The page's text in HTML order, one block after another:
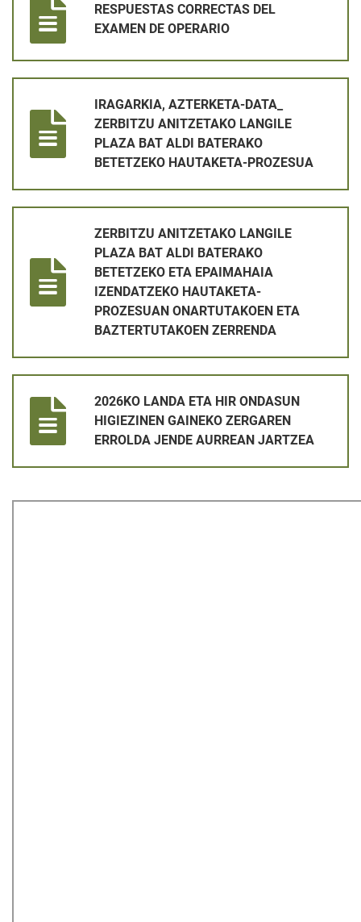
RESPUESTAS CORRECTAS DEL
EXAMEN DE OPERARIO
IRAGARKIA, AZTERKETA-DATA_
ZERBITZU ANITZETAKO LANGILE
PLAZA BAT ALDI BATERAKO
BETETZEKO HAUTAKETA-PROZESUA
ZERBITZU ANITZETAKO LANGILE
PLAZA BAT ALDI BATERAKO
BETETZEKO ETA EPAIMAHAIA
IZENDATZEKO HAUTAKETA-
PROZESUAN ONARTUTAKOEN ETA
BAZTERTUTAKOEN ZERRENDA
2026KO LANDA ETA HIR ONDASUN
HIGIEZINEN GAINEKO ZERGAREN
ERROLDA JENDE AURREAN JARTZEA